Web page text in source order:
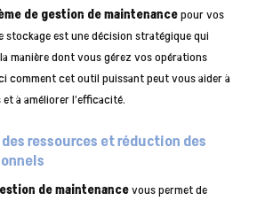
de gestion de maintenancepour vos
est une décision stratégique qui
manière dont vous gérez vos opérations
comment cet outil puissant peut vous aider à
à améliorer l’efficacité.
ressources et réduction des
de maintenancevous permet de